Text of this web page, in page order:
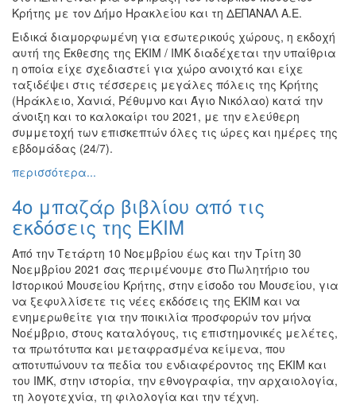
ΤΟΠΟΣ
ΜΑΣ
ΔΗΜΟΣ
ΠΟΛΙΤΙΣΜΟΣ
ΑΝΘΕΚΤΙΚΗ
ΠΟΛΗ
Κρήτης με τον Δήμο Ηρακλείου και τη ΔΕΠΑΝΑΛ Α.Ε.
Ειδικά διαμορφωμένη για εσωτερικούς χώρους, η εκδοχή
αυτή της Έκθεσης της ΕΚΙΜ / ΙΜΚ διαδέχεται την υπαίθρια
η οποία είχε σχεδιαστεί για χώρο ανοιχτό και είχε
ταξιδέψει στις τέσσερεις μεγάλες πόλεις της Κρήτης
(Ηράκλειο, Χανιά, Ρέθυμνο και Άγιο Νικόλαο) κατά την
άνοιξη και το καλοκαίρι του 2021, με την ελεύθερη
συμμετοχή των επισκεπτών όλες τις ώρες και ημέρες της
εβδομάδας (24/7).
περισσότερα...
4ο μπαζάρ βιβλίου από τις
εκδόσεις της ΕΚΙΜ
Από την Τετάρτη 10 Νοεμβρίου έως και την Τρίτη 30
Νοεμβρίου 2021 σας περιμένουμε στο Πωλητήριο του
Ιστορικού Μουσείου Κρήτης, στην είσοδο του Μουσείου, για
να ξεφυλλίσετε τις νέες εκδόσεις της ΕΚΙΜ και να
ενημερωθείτε για την ποικιλία προσφορών τον μήνα
Νοέμβριο, στους καταλόγους, τις επιστημονικές μελέτες,
τα πρωτότυπα και μεταφρασμένα κείμενα, που
αποτυπώνουν τα πεδία του ενδιαφέροντος της ΕΚΙΜ και
του ΙΜΚ, στην ιστορία, την εθνογραφία, την αρχαιολογία,
τη λογοτεχνία, τη φιλολογία και την τέχνη.